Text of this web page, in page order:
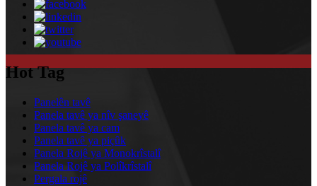
Hot Tag
Panelên tavê
Panela tavê ya nîv şaneyê
Panela tavê ya cam
Panela tavê ya piçûk
Panela Rojê ya Monokrîstalî
Panela Rojê ya Polîkrîstalî
Pergala rojê